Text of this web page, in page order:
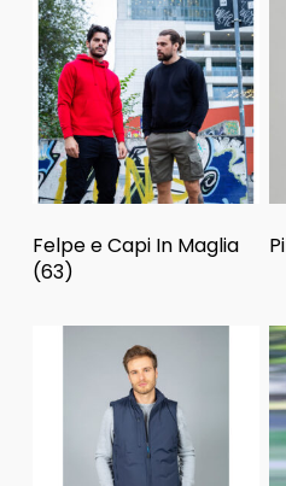
Felpe e Capi In Maglia
(63)